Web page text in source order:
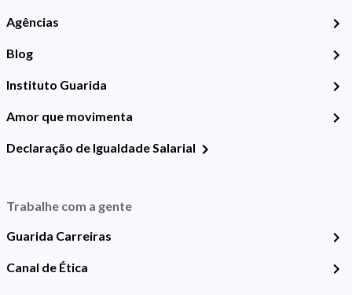
Agências
Blog
Instituto Guarida
Amor que movimenta
Declaração de Igualdade Salarial
Trabalhe com a gente
Guarida Carreiras
Canal de Ética